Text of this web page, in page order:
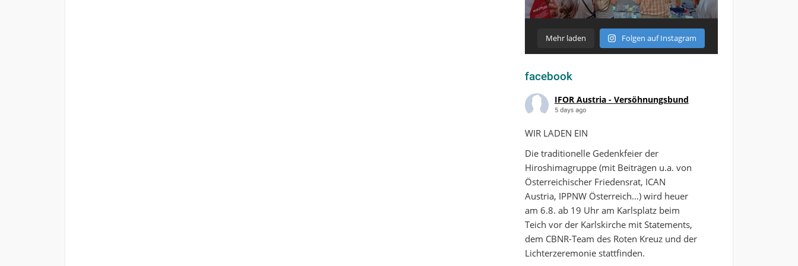
Mehr laden Folgen auf Instagram
facebook
IFOR Austria - Versöhnungsbund
5 days ago
WIR LADEN EIN
Die traditionelle Gedenkfeier der
Hiroshimagruppe (mit Beiträgen u.a. von
Österreichischer Friedensrat, ICAN
Austria, IPPNW Österreich…) wird heuer
am 6.8. ab 19 Uhr am Karlsplatz beim
Teich vor der Karlskirche mit Statements,
dem CBNR-Team des Roten Kreuz und der
Lichterzeremonie stattfinden.